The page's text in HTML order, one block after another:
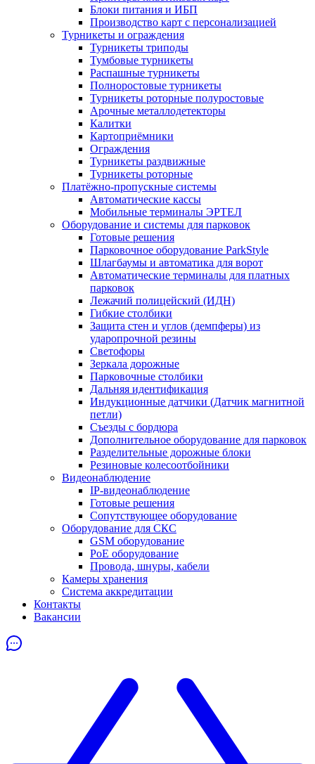
Блоки питания и ИБП
Производство карт с персонализацией
Турникеты и ограждения
Турникеты триподы
Тумбовые турникеты
Распашные турникеты
Полноростовые турникеты
Турникеты роторные полуростовые
Арочные металлодетекторы
Калитки
Картоприёмники
Ограждения
Турникеты раздвижные
Турникеты роторные
Платёжно-пропускные системы
Автоматические кассы
Мобильные терминалы ЭРТЕЛ
Оборудование и системы для парковок
Готовые решения
Парковочное оборудование ParkStyle
Шлагбаумы и автоматика для ворот
Автоматические терминалы для платных
парковок
Лежачий полицейский (ИДН)
Гибкие столбики
Защита стен и углов (демпферы) из
ударопрочной резины
Светофоры
Зеркала дорожные
Парковочные столбики
Дальняя идентификация
Индукционные датчики (Датчик магнитной
петли)
Съезды с бордюра
Дополнительное оборудование для парковок
Разделительные дорожные блоки
Резиновые колесоотбойники
Видеонаблюдение
IP-видеонаблюдение
Готовые решения
Сопутствующее оборудование
Оборудование для СКС
GSM оборудование
PoE оборудование
Провода, шнуры, кабели
Камеры хранения
Система аккредитации
Контакты
Вакансии